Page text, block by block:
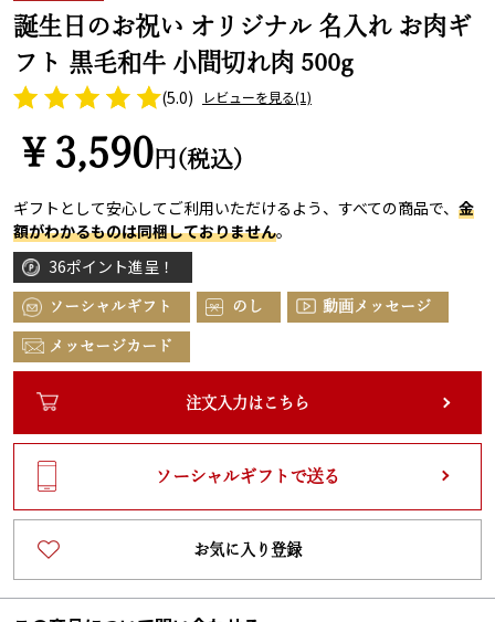
誕生日のお祝い オリジナル 名入れ お肉ギ
フト 黒毛和牛 小間切れ肉 500g
(5.0) レビューを見る(1)
￥3,590 円(税込)
ギフトとして安心してご利用いただけるよう、すべての商品で、 金
額がわかるものは同梱しておりません。
36ポイント進呈！
ソーシャルギフト のし 動画メッセージ
メッセージカード
注文入力はこちら
ソーシャルギフトで送る
お気に入り登録